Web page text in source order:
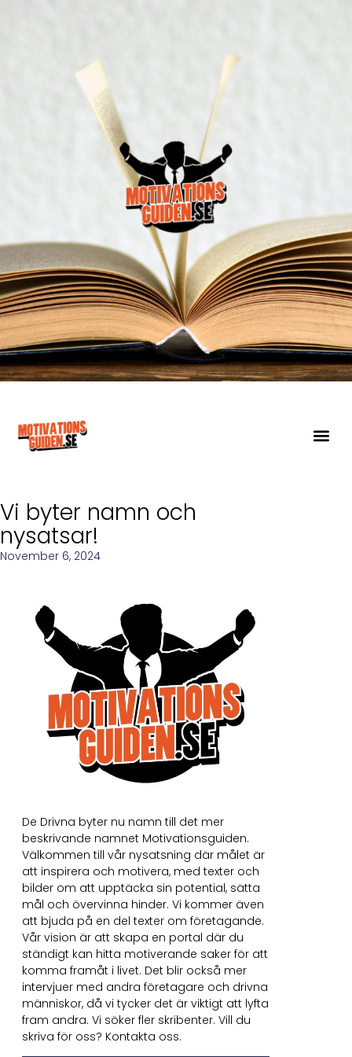
Vi byter namn och
nysatsar!
November 6, 2024
De Drivna byter nu namn till det mer
beskrivande namnet Motivationsguiden.
Välkommen till vår nysatsning där målet är
att inspirera och motivera, med texter och
bilder om att upptäcka sin potential, sätta
mål och övervinna hinder. Vi kommer även
att bjuda på en del texter om företagande.
Vår vision är att skapa en portal där du
ständigt kan hitta motiverande saker för att
komma framåt i livet. Det blir också mer
intervjuer med andra företagare och drivna
människor, då vi tycker det är viktigt att lyfta
fram andra. Vi söker fler skribenter. Vill du
skriva för oss? Kontakta oss.